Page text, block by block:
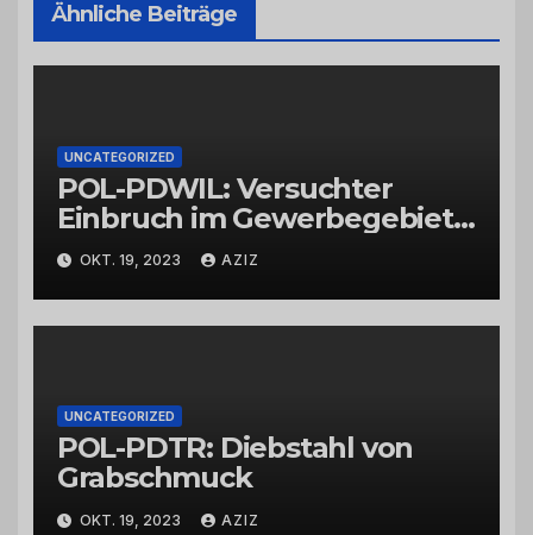
Ähnliche Beiträge
UNCATEGORIZED
POL-PDWIL: Versuchter
Einbruch im Gewerbegebiet
Wittlich
OKT. 19, 2023 AZIZ
UNCATEGORIZED
POL-PDTR: Diebstahl von
Grabschmuck
OKT. 19, 2023 AZIZ